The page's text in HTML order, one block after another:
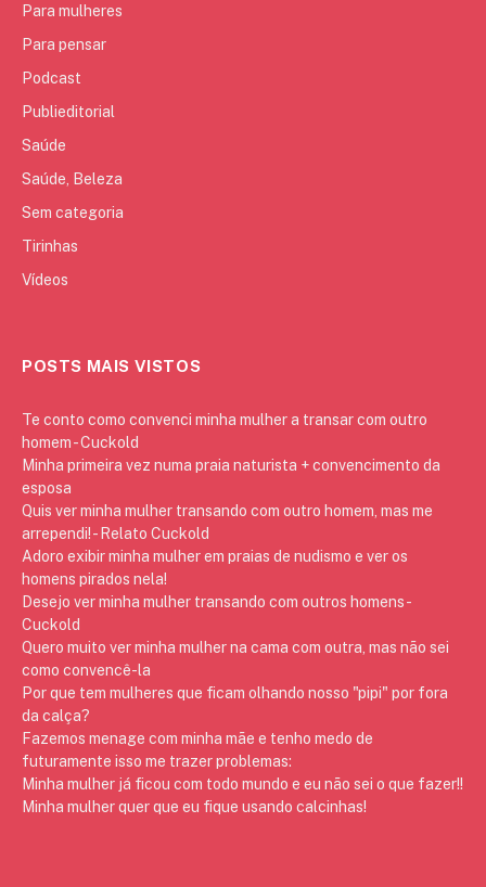
Para mulheres
Para pensar
Podcast
Publieditorial
Saúde
Saúde, Beleza
Sem categoria
Tirinhas
Vídeos
POSTS MAIS VISTOS
Te conto como convenci minha mulher a transar com outro
homem - Cuckold
Minha primeira vez numa praia naturista + convencimento da
esposa
Quis ver minha mulher transando com outro homem, mas me
arrependi! - Relato Cuckold
Adoro exibir minha mulher em praias de nudismo e ver os
homens pirados nela!
Desejo ver minha mulher transando com outros homens -
Cuckold
Quero muito ver minha mulher na cama com outra, mas não sei
como convencê-la
Por que tem mulheres que ficam olhando nosso "pipi" por fora
da calça?
Fazemos menage com minha mãe e tenho medo de
futuramente isso me trazer problemas:
Minha mulher já ficou com todo mundo e eu não sei o que fazer!!
Minha mulher quer que eu fique usando calcinhas!